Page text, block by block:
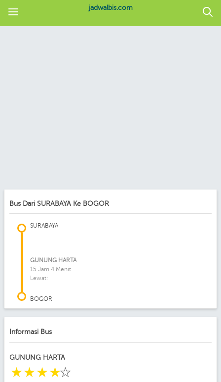
jadwalbis.com
Bus Dari SURABAYA Ke BOGOR
SURABAYA
GUNUNG HARTA
15 Jam 4 Menit
Lewat:
BOGOR
Informasi Bus
GUNUNG HARTA
☆
☆
☆
☆
☆